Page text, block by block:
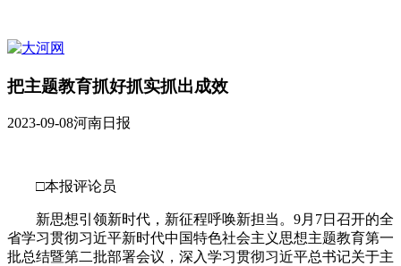
把主题教育抓好抓实抓出成效
2023-09-08河南日报
□本报评论员
新思想引领新时代，新征程呼唤新担当。9月7日召开的全
省学习贯彻习近平新时代中国特色社会主义思想主题教育第一
批总结暨第二批部署会议，深入学习贯彻习近平总书记关于主